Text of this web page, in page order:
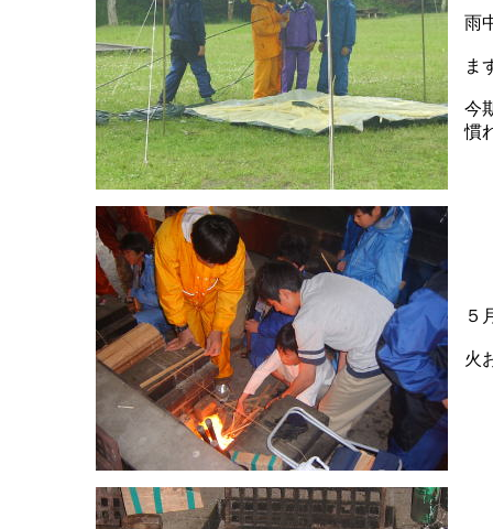
雨
ま
今
慣
５
火